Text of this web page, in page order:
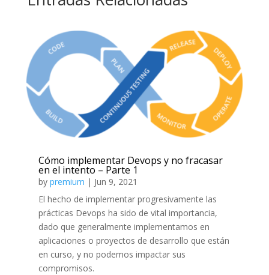
Cómo implementar Devops y no fracasar
en el intento – Parte 1
by premium | Jun 9, 2021
El hecho de implementar progresivamente las
prácticas Devops ha sido de vital importancia,
dado que generalmente implementamos en
aplicaciones o proyectos de desarrollo que están
en curso, y no podemos impactar sus
compromisos.